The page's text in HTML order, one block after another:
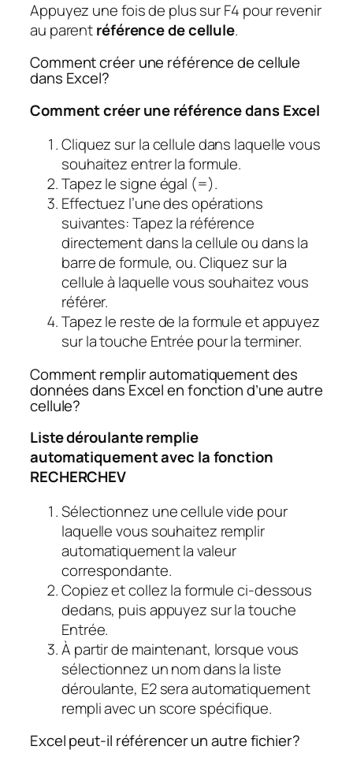
Appuyez une fois de plus sur F4 pour revenir
au parentréférence de cellule.
Comment créer une référence de cellule
dans Excel?
Comment créer une référence dans Excel
Cliquez sur la cellule dans laquelle vous
souhaitez entrer la formule.
Tapez le signe égal (=).
Effectuez l’une des opérations
suivantes: Tapez la référence
directement dans la cellule ou dans la
barre de formule, ou. Cliquez sur la
cellule à laquelle vous souhaitez vous
référer.
Tapez le reste de la formule et appuyez
sur la touche Entrée pour la terminer.
Comment remplir automatiquement des
données dans Excel en fonction d’une autre
cellule?
Liste déroulante remplie
automatiquement avec la fonction
RECHERCHEV
Sélectionnez une cellule vide pour
laquelle vous souhaitez remplir
automatiquement la valeur
correspondante.
Copiez et collez la formule ci-dessous
dedans, puis appuyez sur la touche
Entrée.
À partir de maintenant, lorsque vous
sélectionnez un nom dans la liste
déroulante, E2 sera automatiquement
rempli avec un score spécifique.
Excel peut-il référencer un autre fichier?